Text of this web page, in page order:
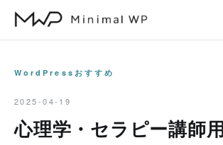
WordPressおすすめ
2025-04-19
心理学・セラピー講師用